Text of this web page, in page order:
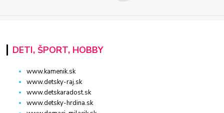
DETI, ŠPORT, HOBBY
www.kamenik.sk
www.detsky-raj.sk
www.detskaradost.sk
www.detsky-hrdina.sk